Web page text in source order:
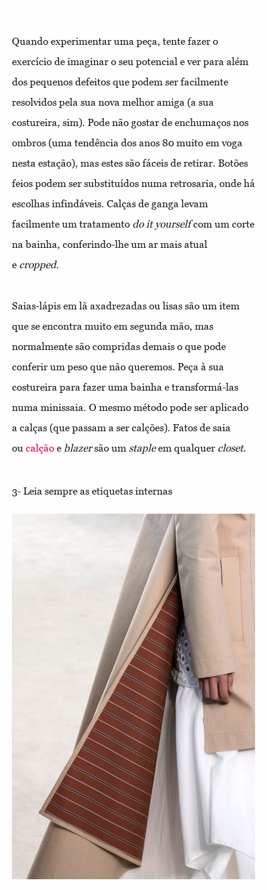
Quando experimentar uma peça, tente fazer o
exercício de imaginar o seu potencial e ver para além
dos pequenos defeitos que podem ser facilmente
resolvidos pela sua nova melhor amiga (a sua
costureira, sim). Pode não gostar de enchumaços nos
ombros (uma tendência dos anos 80 muito em voga
nesta estação), mas estes são fáceis de retirar. Botões
feios podem ser substituídos numa retrosaria, onde há
escolhas infindáveis. Calças de ganga levam
facilmente um tratamento do it yourselfcom um corte
na bainha, conferindo-lhe um ar mais atual
e cropped.
Saias-lápis em lã axadrezadas ou lisas são um item
que se encontra muito em segunda mão, mas
normalmente são compridas demais o que pode
conferir um peso que não queremos. Peça à sua
costureira para fazer uma bainha e transformá-las
numa minissaia. O mesmo método pode ser aplicado
a calças (que passam a ser calções). Fatos de saia
ou calção e blazersão um stapleem qualquer closet.
3- Leia sempre as etiquetas internas